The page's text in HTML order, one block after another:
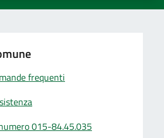
frequenti
015-84.45.035